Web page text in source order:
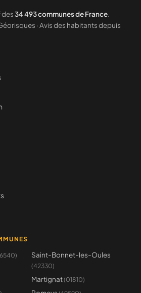
des34 493 communes de France.
· Avis des habitants depuis
Saint-Bonnet-les-Oules
(42330)
Martignat(01810)